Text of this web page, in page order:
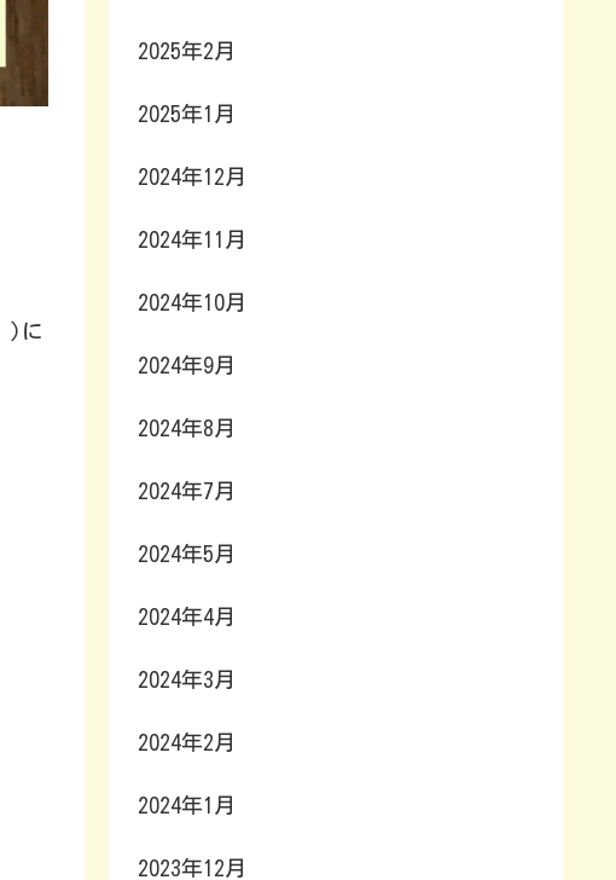
)に
2025年2月
2025年1月
2024年12月
2024年11月
2024年10月
2024年9月
2024年8月
2024年7月
2024年5月
2024年4月
2024年3月
2024年2月
2024年1月
2023年12月